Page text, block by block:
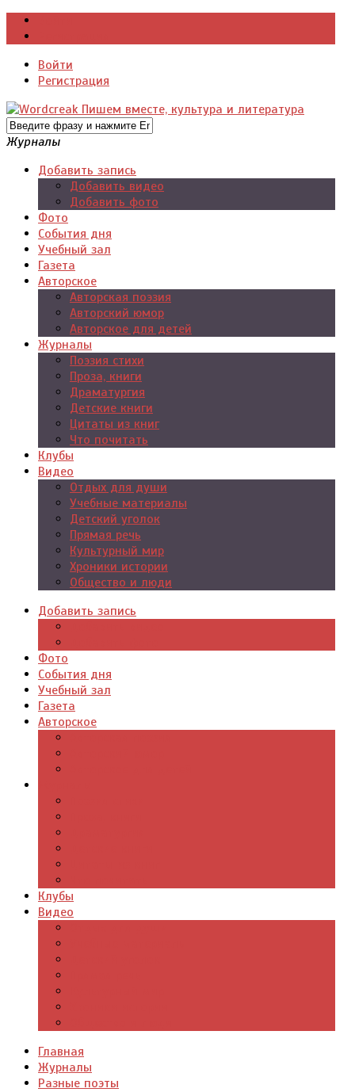
Войти
Регистрация
Журналы
Добавить запись
Добавить видео
Добавить фото
Фото
События дня
Учебный зал
Газета
Авторское
Авторская поэзия
Авторский юмор
Авторское для детей
Журналы
Поэзия стихи
Проза, книги
Драматургия
Детские книги
Цитаты из книг
Что почитать
Клубы
Видео
Отдых для души
Учебные материалы
Детский уголок
Прямая речь
Культурный мир
Хроники истории
Общество и люди
Добавить запись
Фото
События дня
Учебный зал
Газета
Авторское
Клубы
Видео
Главная
Журналы
Разные поэты